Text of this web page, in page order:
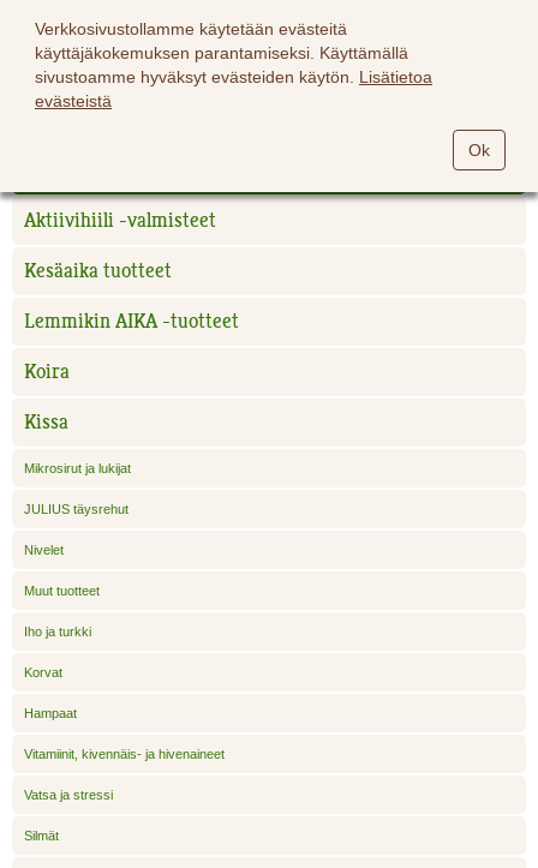
Verkkosivustollamme käytetään evästeitä
käyttäjäkokemuksen parantamiseksi. Käyttämällä
sivustoamme hyväksyt evästeiden käytön. Lisätietoa
evästeistä
Ok
Aktiivihiili -valmisteet
Kesäaika tuotteet
Lemmikin AIKA -tuotteet
Koira
Kissa
Mikrosirut ja lukijat
JULIUS täysrehut
Nivelet
Muut tuotteet
Iho ja turkki
Korvat
Hampaat
Vitamiinit, kivennäis- ja hivenaineet
Vatsa ja stressi
Silmät